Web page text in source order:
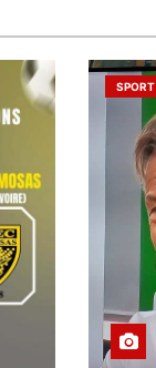
SPORT